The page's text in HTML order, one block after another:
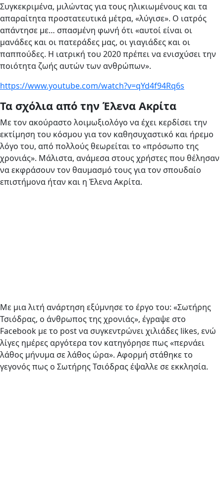
Συγκεκριμένα, μιλώντας για τους ηλικιωμένους και τα
απαραίτητα προστατευτικά μέτρα, «λύγισε». Ο ιατρός
απάντησε με… σπασμένη φωνή ότι «αυτοί είναι οι
μανάδες και οι πατεράδες μας, οι γιαγιάδες και οι
παππούδες. Η ιατρική του 2020 πρέπει να ενισχύσει την
ποιότητα ζωής αυτών των ανθρώπων».
https://www.youtube.com/watch?v=qYd4f94Rq6s
Τα σχόλια από την Έλενα Ακρίτα
Με τον ακούραστο λοιμωξιολόγο να έχει κερδίσει την
εκτίμηση του κόσμου για τον καθησυχαστικό και ήρεμο
λόγο του, από πολλούς θεωρείται το «πρόσωπο της
χρονιάς». Μάλιστα, ανάμεσα στους χρήστες που θέλησαν
να εκφράσουν τον θαυμασμό τους για τον σπουδαίο
επιστήμονα ήταν και η Έλενα Ακρίτα.
Με μια λιτή ανάρτηση εξύμνησε το έργο του: «Σωτήρης
Τσιόδρας, ο άνθρωπος της χρονιάς», έγραψε στο
Facebook με το post να συγκεντρώνει χιλιάδες likes, ενώ
λίγες ημέρες αργότερα τον κατηγόρησε πως «περνάει
λάθος μήνυμα σε λάθος ώρα». Αφορμή στάθηκε το
γεγονός πως ο Σωτήρης Τσιόδρας έψαλλε σε εκκλησία.